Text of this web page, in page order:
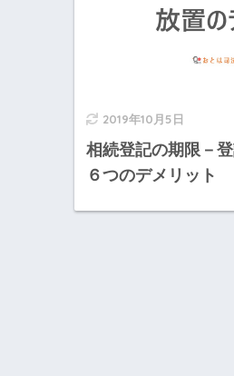
2019年10月5日
相続登記の期限－
６つのデメリット